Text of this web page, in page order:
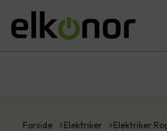
Forside Elektriker Elektriker